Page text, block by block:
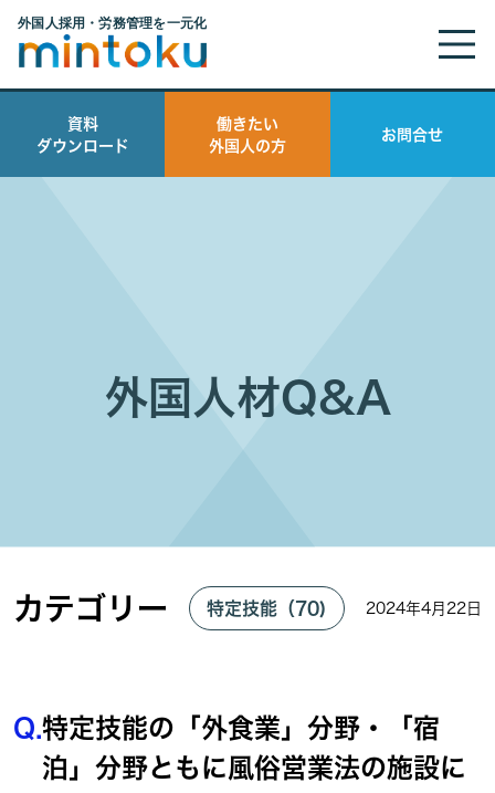
資料
ダウンロード
働きたい
外国人の方
お問合せ
外国人材Q&A
カテゴリー 特定技能（70) 2024年4月22日
Q.特定技能の「外食業」分野・「宿
泊」分野ともに風俗営業法の施設に